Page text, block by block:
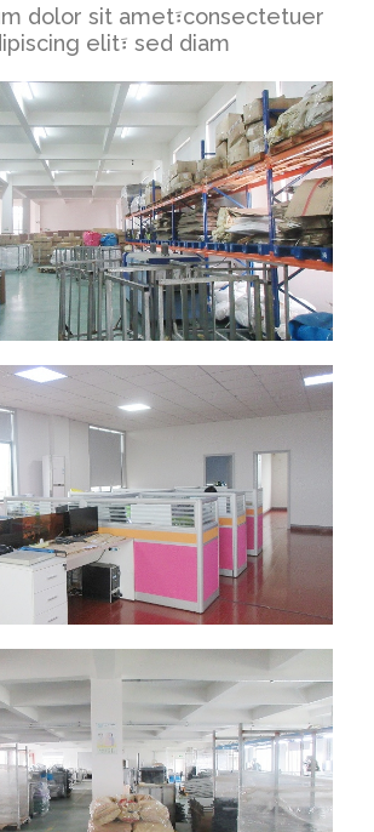
dolor sit amet፣consectetuer
elit፣ sed diam